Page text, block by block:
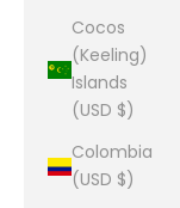
Cocos
(Keeling)
Islands
(USD $)
Colombia
(USD $)